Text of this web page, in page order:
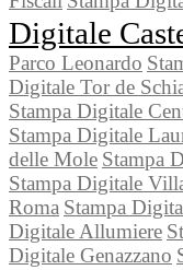
Digitale
Parco Leonardo
Digitale Tor de
Stampa Digitale
Stampa Digitale
delle Mole Stampa
Stampa Digitale
Roma Stampa
Digitale Allumiere
Digitale Genazzano